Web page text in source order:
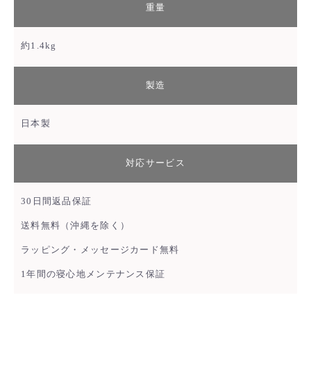
重量
約1.4kg
製造
日本製
対応サービス
30日間返品保証
送料無料（沖縄を除く）
ラッピング・メッセージカード無料
1年間の寝心地メンテナンス保証